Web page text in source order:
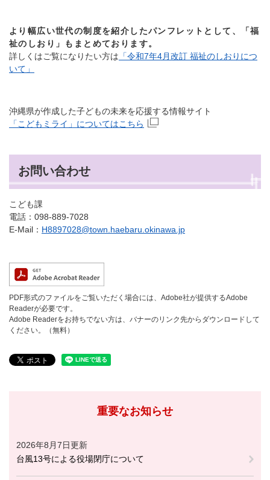
より幅広い世代の制度を紹介したパンフレットとして、「福
祉のしおり」もまとめております。
詳しくはご覧になりたい方は 「令和7年4月改訂 福祉のしおりにつ
いて」
沖縄県が作成した子どもの未来を応援する情報サイト
「こどもミライ」についてはこちら
お問い合わせ
こども課
電話：098-889-7028
E-Mail： H8897028@town.haebaru.okinawa.jp
PDF形式のファイルをご覧いただく場合には、Adobe社が提供するAdobe
Readerが必要です。
Adobe Readerをお持ちでない方は、バナーのリンク先からダウンロードして
ください。（無料）
重要なお知らせ
2026年8月7日更新
台風13号による役場閉庁について